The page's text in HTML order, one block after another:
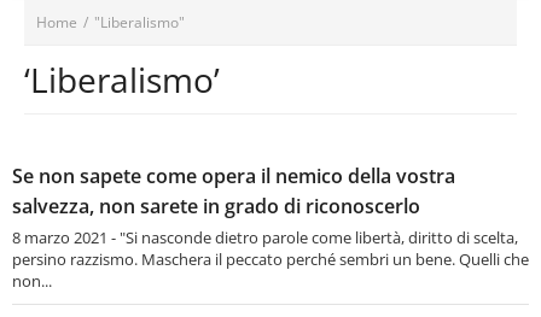
Home / "Liberalismo"
‘Liberalismo’
Se non sapete come opera il nemico della vostra
salvezza, non sarete in grado di riconoscerlo
8 marzo 2021 - "Si nasconde dietro parole come libertà, diritto di scelta,
persino razzismo. Maschera il peccato perché sembri un bene. Quelli che
non...